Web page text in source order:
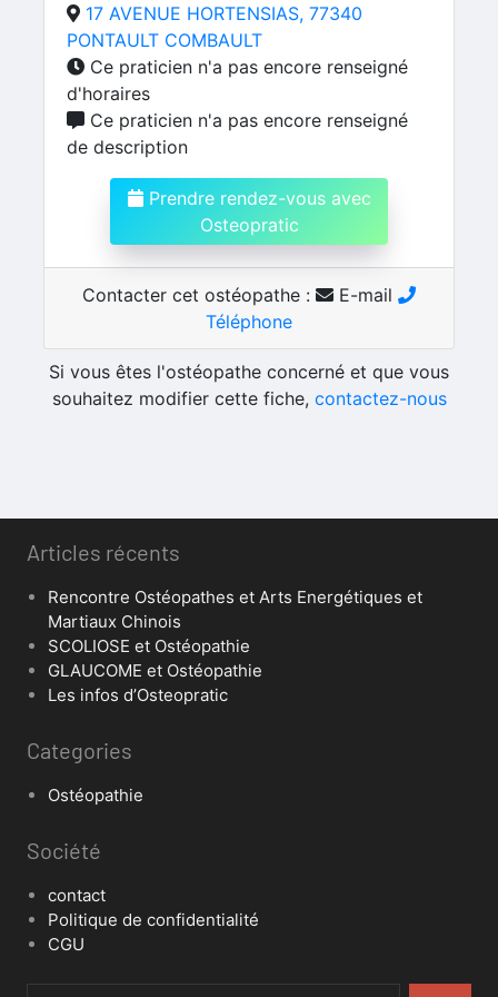
17 AVENUE HORTENSIAS, 77340
PONTAULT COMBAULT
Ce praticien n'a pas encore renseigné
d'horaires
Ce praticien n'a pas encore renseigné
de description
Prendre rendez-vous avec
Osteopratic
Contacter cet ostéopathe :
E-mail
Téléphone
Si vous êtes l'ostéopathe concerné et que vous
souhaitez modifier cette fiche, contactez-nous
Articles récents
Rencontre Ostéopathes et Arts Energétiques et
Martiaux Chinois
SCOLIOSE et Ostéopathie
GLAUCOME et Ostéopathie
Les infos d’Osteopratic
Categories
Ostéopathie
Société
contact
Politique de confidentialité
CGU